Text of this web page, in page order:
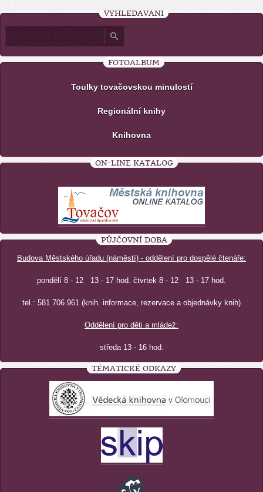
VYHLEDÁVÁNÍ
FOTOALBUM
Toulky tovačovskou minulostí
Regionální knihy
Knihovna
ON-LINE KATALOG
PŮJČOVNÍ DOBA
Budova Městského úřadu (náměstí) - oddělení pro dospělé čtenáře:
pondělí 8 - 12 13 - 17 hod. čtvrtek 8 - 12 13 - 17 hod.
tel.: 581 706 961 (knih. informace, rezervace a objednávky knih)
Oddělení pro děti a mládež:
středa 13 - 16 hod.
TÉMATICKÉ ODKAZY